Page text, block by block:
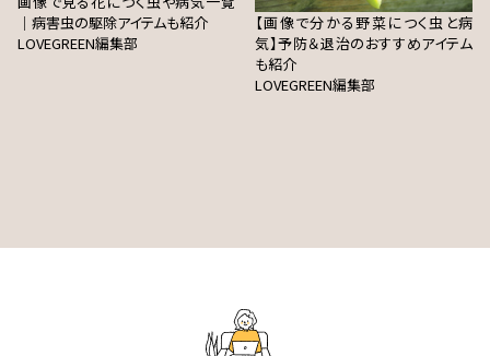
｜病害虫の駆除アイテムも紹介
LOVEGREEN編集部
【画像で分かる野菜につく虫と病
気】予防＆退治のおすすめアイテム
も紹介
LOVEGREEN編集部